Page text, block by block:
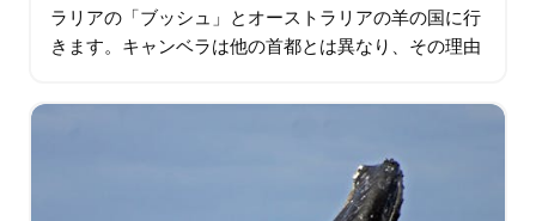
ラリアの「ブッシュ」とオーストラリアの羊の国に行
きます。キャンベラは他の首都とは異なり、その理由
す…